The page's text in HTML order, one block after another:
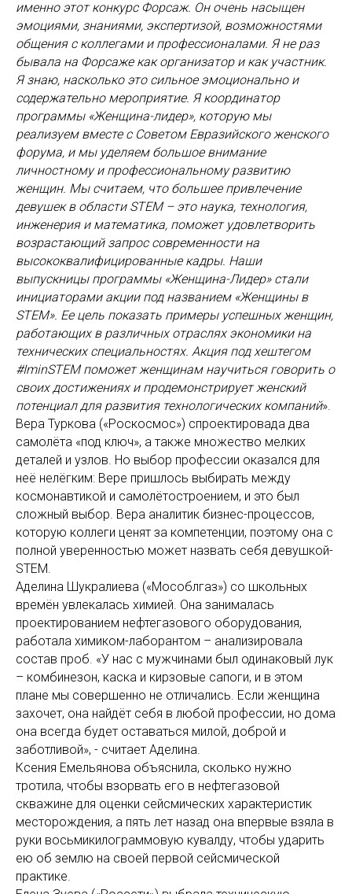
именно этот конкурс Форсаж. Он очень насыщен
эмоциями, знаниями, экспертизой, возможностями
общения с коллегами и профессионалами. Я не раз
бывала на Форсаже как организатор и как участник.
Я знаю, насколько это сильное эмоционально и
содержательно мероприятие. Я координатор
программы «Женщина-лидер», которую мы
реализуем вместе с Советом Евразийского женского
форума, и мы уделяем большое внимание
личностному и профессиональному развитию
женщин. Мы считаем, что большее привлечение
девушек в области STEM – это наука, технология,
инженерия и математика, поможет удовлетворить
возрастающий запрос современности на
высококвалифицированные кадры. Наши
выпускницы программы «Женщина-Лидер» стали
инициаторами акции под названием «Женщины в
STEM». Ее цель показать примеры успешных женщин,
работающих в различных отраслях экономики на
технических специальностях. Акция под хештегом
#IminSTEM поможет женщинам научиться говорить о
своих достижениях и продемонстрирует женский
потенциал для развития технологических компаний».
Вера Туркова («Роскосмос») спроектировада два
самолёта «под ключ», а также множество мелких
деталей и узлов. Но выбор профессии оказался для
неё нелёгким: Вере пришлось выбирать между
космонавтикой и самолётостроением, и это был
сложный выбор. Вера аналитик бизнес-процессов,
которую коллеги ценят за компетенции, поэтому она с
полной уверенностью может назвать себя девушкой-
STEM.
Аделина Шукралиева («Мособлгаз») со школьных
времён увлекалась химией. Она занималась
проектированием нефтегазового оборудования,
работала химиком-лаборантом – анализировала
состав проб. «У нас с мужчинами был одинаковый лук
– комбинезон, каска и кирзовые сапоги, и в этом
плане мы совершенно не отличались. Если женщина
захочет, она найдёт себя в любой профессии, но дома
она всегда будет оставаться милой, доброй и
заботливой», - считает Аделина.
Ксения Емельянова объяснила, сколько нужно
тротила, чтобы взорвать его в нефтегазовой
скважине для оценки сейсмических характеристик
месторождения, а пять лет назад она впервые взяла в
руки восьмикилограммовую кувалду, чтобы ударить
ею об землю на своей первой сейсмической
практике.